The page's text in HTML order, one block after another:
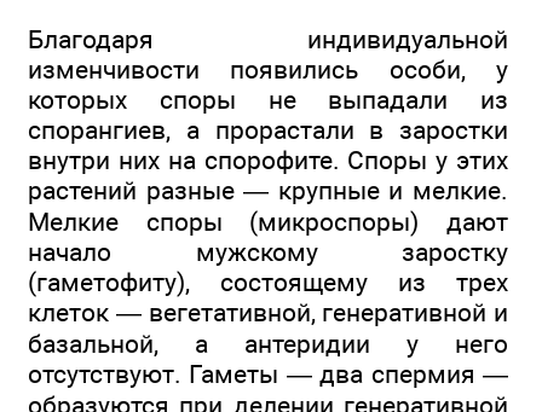
Благодаря индивидуальной
изменчивости появились особи, у
которых споры не выпадали из
спорангиев, а прорастали в заростки
внутри них на спорофите. Споры у этих
растений разные — крупные и мелкие.
Мелкие споры (микроспоры) дают
начало мужскому заростку
(гаметофиту), состоящему из трех
клеток — вегетативной, генеративной и
базальной, а антеридии у него
отсутствуют. Гаметы — два спермия —
образуются при делении генеративной